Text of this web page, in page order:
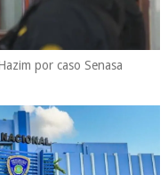
por caso Senasa